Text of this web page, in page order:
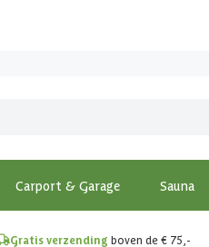
Carport & Garage Sauna
Gratis verzending boven de € 75,-